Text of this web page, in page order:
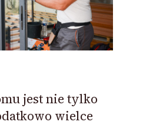
jest nie tylko
wielce